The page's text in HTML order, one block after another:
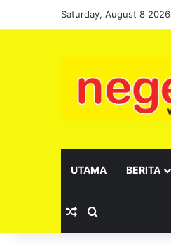
Saturday, August 8 2026
UTAMA BERITA
Random Article